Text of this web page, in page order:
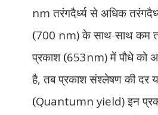
nmतरंगदैर्ध्य से अधिक
(700 nm)के साथ-साथ कम
प्रकाश (653nm)में पौधे को
है,तब प्रकाश संश्लेषण की दर
(Quantumn yield)इन